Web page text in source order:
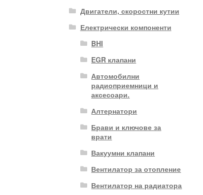
Двигатели, скоростни кутии
Електрически компоненти
BHI
EGR клапани
Автомобилни
радиоприемници и
аксесоари.
Алтернатори
Брави и ключове за
врати
Вакуумни клапани
Вентилатор за отопление
Вентилатор на радиатора